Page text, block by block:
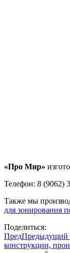
«Про Мир»
Телефон: 8 (9062)
Также мы
для зонирования
Поделиться:
ПредПредыдущий
конструкции,